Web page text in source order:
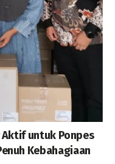
Aktif untuk Ponpes
Kebahagiaan